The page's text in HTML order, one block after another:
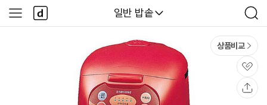
다나와
일반 밥솥
검
색
사
이
다
나
와
상품비교
관
심